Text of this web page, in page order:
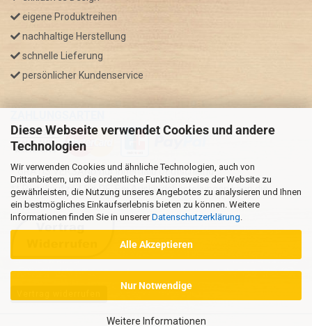
Diese Webseite verwendet Cookies und andere
Technologien
Wir verwenden Cookies und ähnliche Technologien, auch von
Drittanbietern, um die ordentliche Funktionsweise der Website zu
gewährleisten, die Nutzung unseres Angebotes zu analysieren und Ihnen
ein bestmögliches Einkaufserlebnis bieten zu können. Weitere
Informationen finden Sie in unsererDatenschutzerklärung
Alle Akzeptieren
Nur Notwendige
Weitere Informationen
eigene Produktreihen
nachhaltige Herstellung
schnelle Lieferung
persönlicher Kundenservice
* GRATIS VERSAND nur innerhalb Deutschland
** Regellaufzeit für DE, Bei Auslandsbestellungen kann die
Versandzeit variieren.